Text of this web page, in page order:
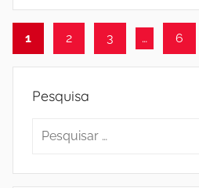
Paginação
dos
conteúdos
1 2 3 … 6
Pesquisa
Pesquisar